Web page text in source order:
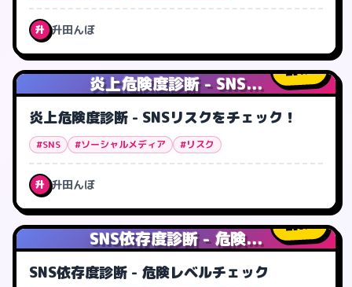
升 升田んぼ
炎上危険度診断 - SNS...
1人
炎上危険度診断 - SNSリスクをチェック！
#SNS #ソーシャルメディア #リスク
升 升田んぼ
SNS依存度診断 - 危険...
0人
SNS依存度診断 - 危険レベルチェック